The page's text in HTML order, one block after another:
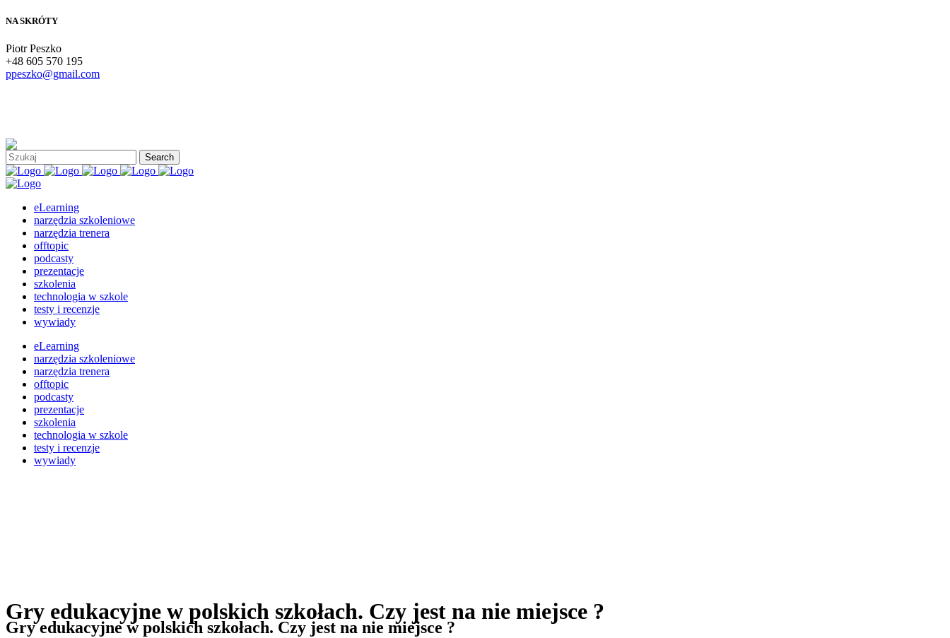
NA SKRÓTY
Piotr Peszko
+48 605 570 195
ppeszko@gmail.com
eLearning
narzędzia szkoleniowe
narzędzia trenera
offtopic
podcasty
prezentacje
szkolenia
technologia w szkole
testy i recenzje
wywiady
eLearning
narzędzia szkoleniowe
narzędzia trenera
offtopic
podcasty
prezentacje
szkolenia
technologia w szkole
testy i recenzje
wywiady
Gry edukacyjne w polskich szkołach. Czy jest na nie miejsce ?
Gry edukacyjne w polskich szkołach. Czy jest na nie miejsce ?